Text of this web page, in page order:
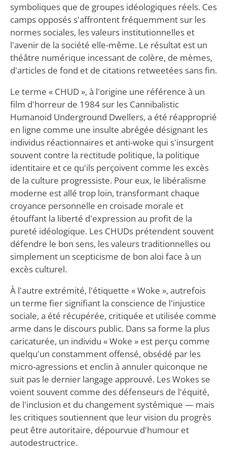
symboliques que de groupes idéologiques réels. Ces
camps opposés s'affrontent fréquemment sur les
normes sociales, les valeurs institutionnelles et
l'avenir de la société elle-même. Le résultat est un
théâtre numérique incessant de colère, de mèmes,
d'articles de fond et de citations retweetées sans fin.
Le terme « CHUD », à l'origine une référence à un
film d'horreur de 1984 sur les Cannibalistic
Humanoid Underground Dwellers, a été réapproprié
en ligne comme une insulte abrégée désignant les
individus réactionnaires et anti-woke qui s'insurgent
souvent contre la rectitude politique, la politique
identitaire et ce qu'ils perçoivent comme les excès
de la culture progressiste. Pour eux, le libéralisme
moderne est allé trop loin, transformant chaque
croyance personnelle en croisade morale et
étouffant la liberté d'expression au profit de la
pureté idéologique. Les CHUDs prétendent souvent
défendre le bon sens, les valeurs traditionnelles ou
simplement un scepticisme de bon aloi face à un
excès culturel.
À l'autre extrémité, l'étiquette « Woke », autrefois
un terme fier signifiant la conscience de l'injustice
sociale, a été récupérée, critiquée et utilisée comme
arme dans le discours public. Dans sa forme la plus
caricaturée, un individu « Woke » est perçu comme
quelqu'un constamment offensé, obsédé par les
micro-agressions et enclin à annuler quiconque ne
suit pas le dernier langage approuvé. Les Wokes se
voient souvent comme des défenseurs de l'équité,
de l'inclusion et du changement systémique — mais
les critiques soutiennent que leur vision du progrès
peut être autoritaire, dépourvue d'humour et
autodestructrice.